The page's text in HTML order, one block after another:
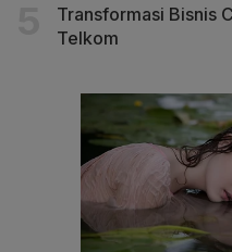
Transformasi Bisnis
Telkom